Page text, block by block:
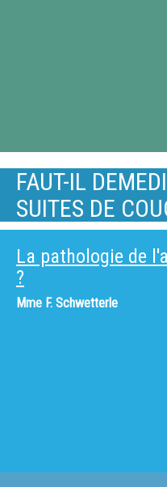
FAUT-IL
SUITES DE
La pathologie de
?
Mme F. Schwetterle